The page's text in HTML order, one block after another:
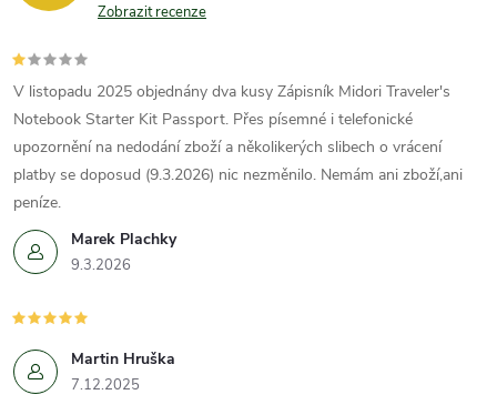
Zobrazit recenze
Marek Plachky
9.3.2026
V listopadu 2025 objednány dva kusy Zápisník Midori Traveler's
Notebook Starter Kit Passport. Přes písemné i telefonické
upozornění na nedodání zboží a několikerých slibech o vrácení
platby se doposud (9.3.2026) nic nezměnilo. Nemám ani zboží,ani
peníze.
Martin Hruška
7.12.2025